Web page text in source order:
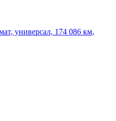
универсал, 174 086 км,